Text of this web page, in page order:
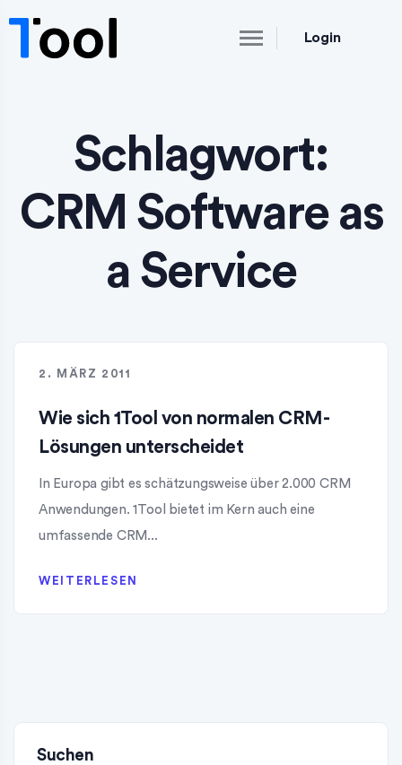
Login
Schlagwort:
CRM Software as
a Service
2. MÄRZ 2011
Wie sich 1Tool von normalen CRM-
Lösungen unterscheidet
In Europa gibt es schätzungsweise über 2.000 CRM
Anwendungen. 1Tool bietet im Kern auch eine
umfassende CRM...
WEITERLESEN
Suchen